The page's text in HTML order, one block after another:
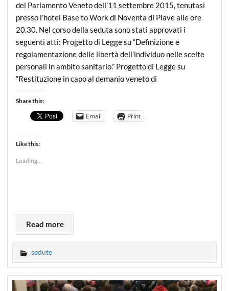
del Parlamento Veneto dell’11 settembre 2015, tenutasi
presso l’hotel Base to Work di Noventa di Piave alle ore
20.30. Nel corso della seduta sono stati approvati i
seguenti atti: Progetto di Legge su “Definizione e
regolamentazione delle libertà dell’individuo nelle scelte
personali in ambito sanitario.” Progetto di Legge su
“Restituzione in capo al demanio veneto di
Share this:
Email Print
Like this:
Loading...
Read more
sedute